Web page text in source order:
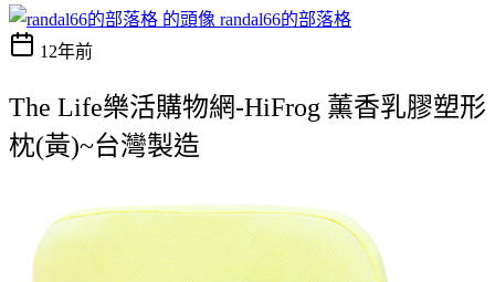
randal66的部落格
12年前
The Life樂活購物網-HiFrog 薰香乳膠塑形
枕(黃)~台灣製造